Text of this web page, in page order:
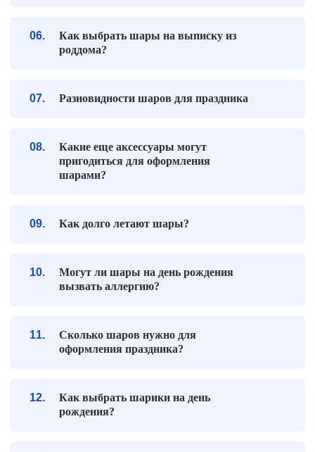
Как выбрать шары на выписку из
роддома?
Разновидности шаров для праздника
Какие еще аксессуары могут
пригодиться для оформления
шарами?
Как долго летают шары?
Могут ли шары на день рождения
вызвать аллергию?
Сколько шаров нужно для
оформления праздника?
Как выбрать шарики на день
рождения?